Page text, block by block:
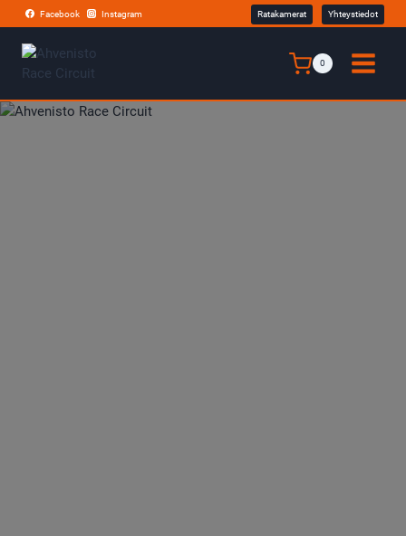
Siirry
sisältöön
Facebook Instagram Ratakamerat Yhteystiedot
0